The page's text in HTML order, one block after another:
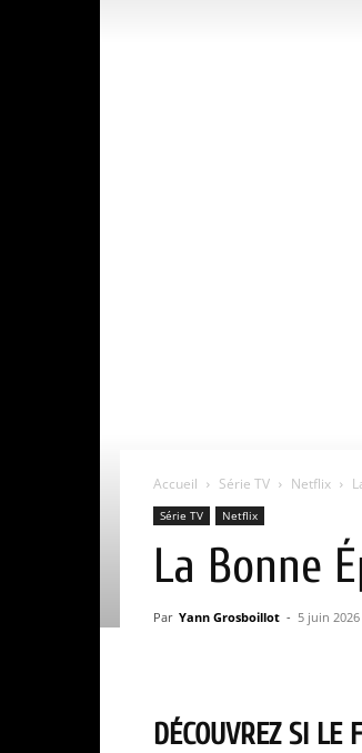
Accueil Série TV Netflix
Série TV Netflix
La Bonne
Par Yann Grosboillot - 5 juin 2026
DÉCOUVREZ SI LE